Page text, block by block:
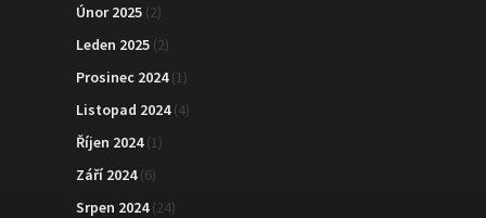
Únor 2025 (2)
Leden 2025 (2)
Prosinec 2024(1)
Listopad 2024(4)
Říjen 2024(1)
Září 2024(6)
Srpen 2024(24)